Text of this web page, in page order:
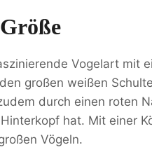
Vogelart mit
großen weißen
durch einen roten
hat. Mit einer
Vögeln.